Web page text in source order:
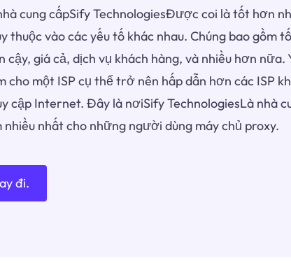
cung cấpSify TechnologiesĐược coi là tốt hơn
thuộc vào các yếu tố khác nhau. Chúng bao gồm
giá cả, dịch vụ khách hàng, và nhiều hơn nữa.
cho một ISP cụ thể trở nên hấp dẫn hơn các ISP
cập Internet. Đây là nơiSify TechnologiesLà nhà
nhất cho những người dùng máy chủ proxy.
đi.